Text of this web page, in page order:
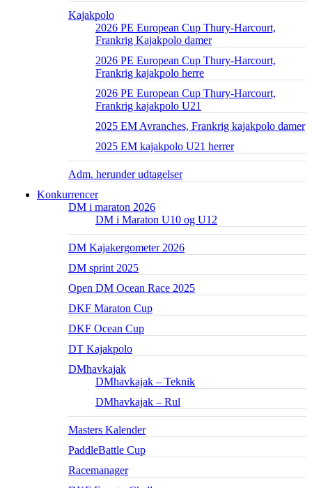
Kajakpolo
2026 PE European Cup Thury-Harcourt,
Frankrig Kajakpolo damer
2026 PE European Cup Thury-Harcourt,
Frankrig kajakpolo herre
2026 PE European Cup Thury-Harcourt,
Frankrig kajakpolo U21
2025 EM Avranches, Frankrig kajakpolo damer
2025 EM kajakpolo U21 herrer
Adm. herunder udtagelser
Konkurrencer
DM i maraton 2026
DM i Maraton U10 og U12
DM Kajakergometer 2026
DM sprint 2025
Open DM Ocean Race 2025
DKF Maraton Cup
DKF Ocean Cup
DT Kajakpolo
DMhavkajak
DMhavkajak – Teknik
DMhavkajak – Rul
Masters Kalender
PaddleBattle Cup
Racemanager